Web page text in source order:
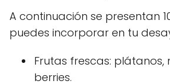
A continuación se presentan
puedes incorporar en tu
Frutas frescas: plátanos,
berries.